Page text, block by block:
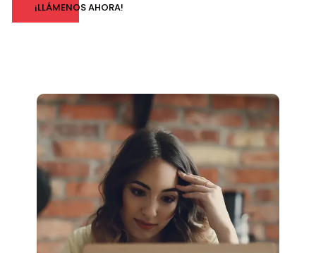
¡LLÁMENOS AHORA!